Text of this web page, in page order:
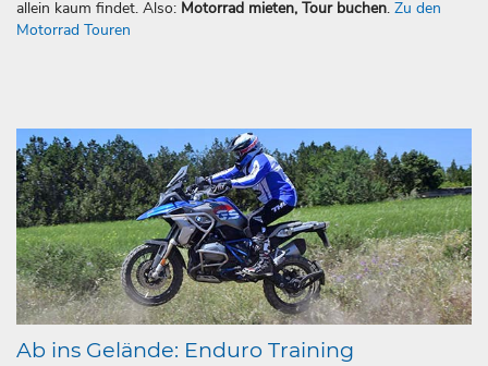
allein kaum findet. Also: Motorrad mieten, Tour buchen. Zu den
Motorrad Touren
Ab ins Gelände: Enduro Training